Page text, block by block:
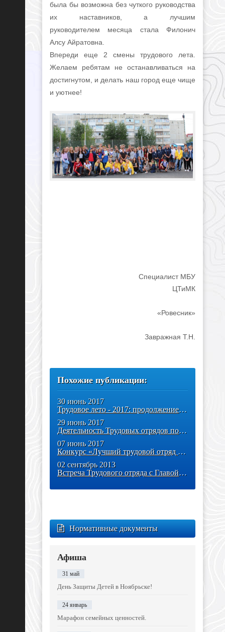
была бы возможна без чуткого руководства
их наставников, а лучшим
руководителем месяца стала Филонич
Алсу Айратовна.
Впереди еще 2 смены трудового лета.
Желаем ребятам не останавливаться на
достигнутом, и делать наш город еще чище
и уютнее!
Специалист МБУ
ЦТиМК
«Ровесник»
Завражная Т.Н.
Похожие публикации:
30 июнь 2017
Трудовое лето - 2017: продолжение следует!
29 июнь 2017
Деятельность Трудовых отрядов под патронатом Главы Администрации
07 июнь 2017
Конкурс «Лучший трудовой отряд - 2017»
02 сентябрь 2013
Встреча Трудового отряда с Главой города
Нормативные документы
Афиша
31 май
День Защиты Детей в Ноябрьске!
24 январь
Марафон семейных ценностей.